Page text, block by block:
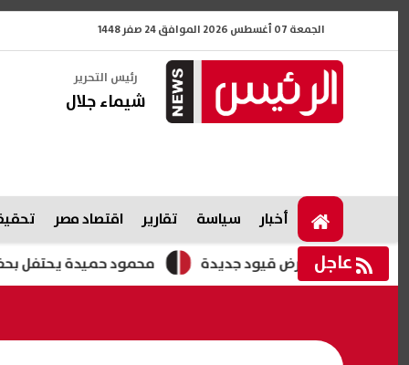
الجمعة 07 أغسطس 2026 الموافق 24 صفر 1448
رئيس التحرير
شيماء جلال
أخبار سياسة تقارير اقتصاد مصر
عاجل محمود حميدة يحتفل بحفل زفاف فرض قيود جديدة